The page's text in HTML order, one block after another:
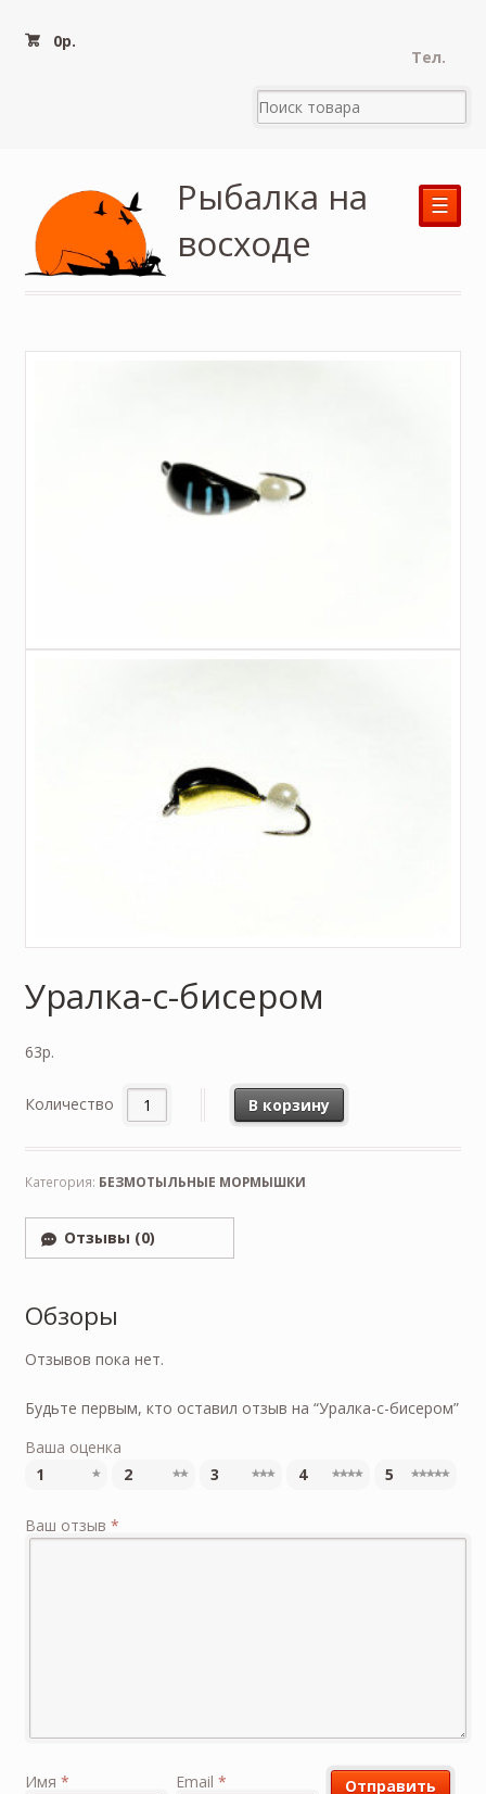
Тел.
0р.
Рыбалка на
восходе
☰
Уралка-с-бисером
63р.
Количество В корзину
Категория: БЕЗМОТЫЛЬНЫЕ МОРМЫШКИ
Отзывы (0)
Обзоры
Отзывов пока нет.
Будьте первым, кто оставил отзыв на “Уралка-с-бисером”
Ваша оценка
1
2 3 4 5
Ваш отзыв *
Имя * Email *